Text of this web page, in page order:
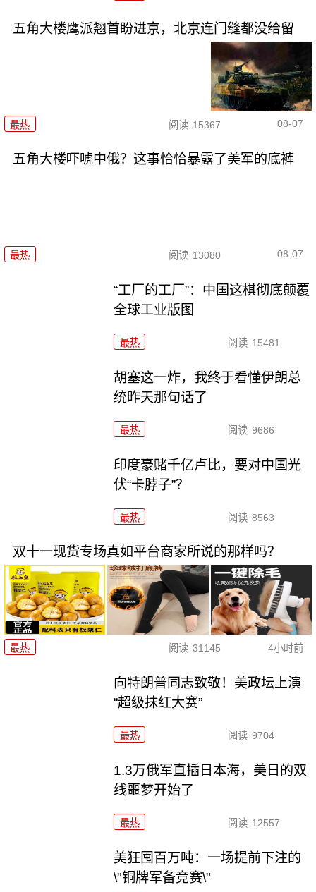
五角大楼鹰派翘首盼进京，北京连门缝都没给留
最热 阅读 15367 08-07
五角大楼吓唬中俄？这事恰恰暴露了美军的底裤
最热 阅读 13080 08-07
“工厂的工厂”：中国这棋彻底颠覆
全球工业版图
最热 阅读 15481
胡塞这一炸，我终于看懂伊朗总
统昨天那句话了
最热 阅读 9686
印度豪赌千亿卢比，要对中国光
伏“卡脖子”？
最热 阅读 8563
双十一现货专场真如平台商家所说的那样吗？
最热 阅读 31145 4小时前
向特朗普同志致敬！美政坛上演
“超级抹红大赛”
最热 阅读 9704
1.3万俄军直插日本海，美日的双
线噩梦开始了
最热 阅读 12557
美狂囤百万吨：一场提前下注的
\"铜牌军备竞赛\"